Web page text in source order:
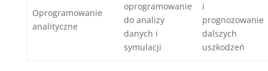
Oprogramowanie
analityczne
oprogramowanie
do analizy
danych i
symulacji
i
prognozowanie
dalszych
uszkodzeń